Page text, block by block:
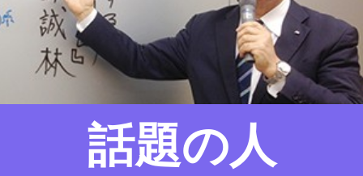
漢字の語源
漢字の歴史
苗字100のルーツ
話題の人